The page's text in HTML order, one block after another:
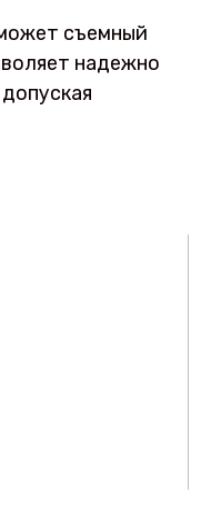
съемный
надежно